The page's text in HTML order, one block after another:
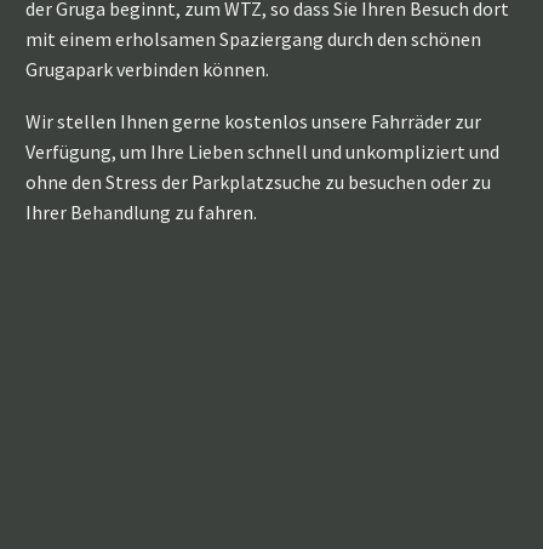
der Gruga beginnt, zum WTZ, so dass Sie Ihren Besuch dort
mit einem erholsamen Spaziergang durch den schönen
Grugapark verbinden können.
Wir stellen Ihnen gerne kostenlos unsere Fahrräder zur
Verfügung, um Ihre Lieben schnell und unkompliziert und
ohne den Stress der Parkplatzsuche zu besuchen oder zu
Ihrer Behandlung zu fahren.